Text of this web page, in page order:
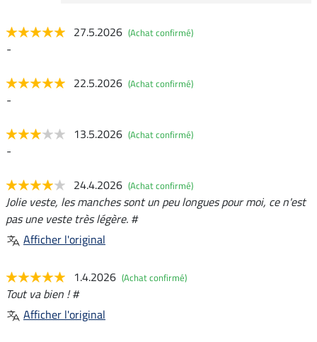
27.5.2026 (Achat confirmé)
-
22.5.2026 (Achat confirmé)
-
13.5.2026 (Achat confirmé)
-
24.4.2026 (Achat confirmé)
Jolie veste, les manches sont un peu longues pour moi, ce n'est
pas une veste très légère. #
Afficher l'original
1.4.2026 (Achat confirmé)
Tout va bien ! #
Afficher l'original